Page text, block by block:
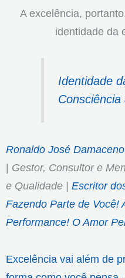
A excelência,
identidade da
Identidade
Ronaldo José Damaceno
| Gestor, Consultor e
e Qualidade | Escritor
Fazendo Parte de Você!
Performance! O Amor
Excelência vai além de